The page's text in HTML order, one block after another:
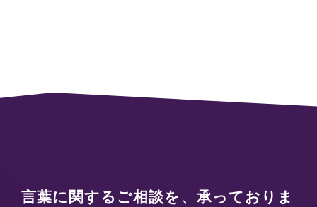
言葉に関するご相談を、承っておりま